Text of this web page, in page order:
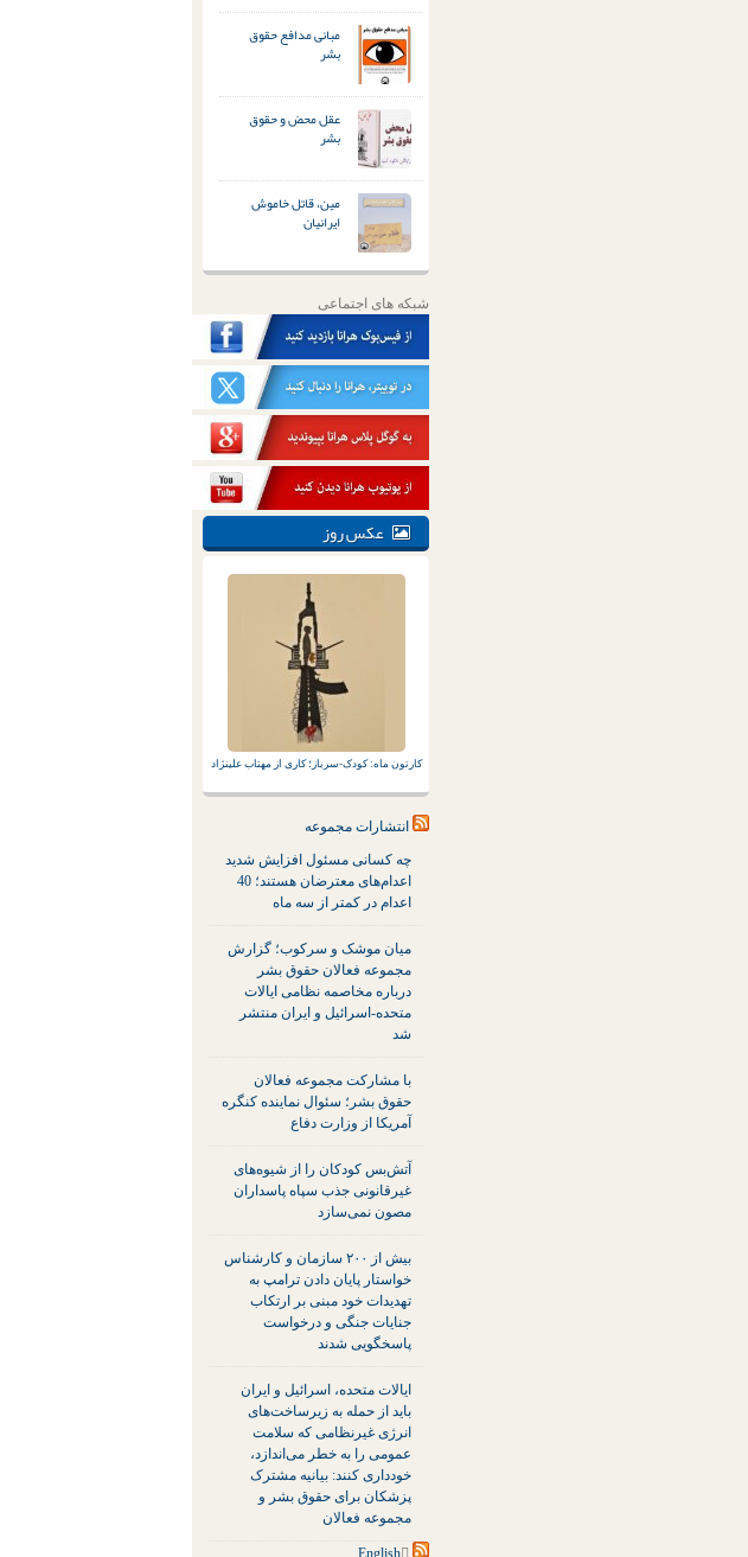
مبانی مدافع حقوق
بشر
عقل محض و حقوق
بشر
مین، قاتل خاموش
ایرانیان
شبکه های اجتماعی
عکس روز
کارتون ماه: کودک-سرباز؛ کاری از مهتاب علینژاد
انتشارات مجموعه
چه کسانی مسئول افزایش شدید
اعدام‌های معترضان هستند؛ 40
اعدام در کمتر از سه ماه
میان موشک و سرکوب؛ گزارش
مجموعه فعالان حقوق بشر
درباره مخاصمه نظامی ایالات
متحده-اسرائیل و ایران منتشر
شد
با مشارکت مجموعه فعالان
حقوق بشر؛ سئوال نماینده کنگره
آمریکا از وزارت دفاع
آتش‌بس کودکان را از شیوه‌های
غیرقانونی جذب سپاه پاسداران
مصون نمی‌سازد
بیش از ۲۰۰ سازمان و کارشناس
خواستار پایان دادن ترامپ به
تهدیدات خود مبنی بر ارتکاب
جنایات جنگی و درخواست
پاسخگویی شدند
ایالات متحده، اسرائیل و ایران
باید از حمله به زیرساخت‌های
انرژی غیرنظامی که سلامت
عمومی را به خطر می‌اندازد،
خودداری کنند: بیانیه مشترک
پزشکان برای حقوق بشر و
مجموعه فعالان